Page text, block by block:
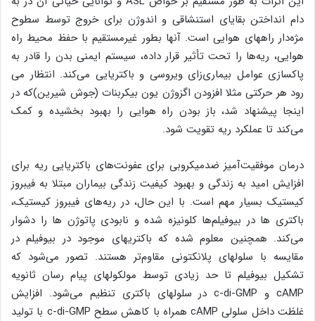
دام انداختن بقایای استنشاقی و اندوژن برای خروج توسط سطوح
مژه‌دار راههای هوایی است. آنها بطور غیرمستقیم با حفظ محیط راه
هوایی، ریه‌ها را تحت تأثیر قرار داده، سیستم ایمنی بدن را قادر به
پاکسازی عوامل بیماری‌زای ویروسی و باکتریایی می‌کند. انتظار می
رود هر حرکتی مثلا افزودن اگزوژن یون بیکربنات (جوش شیرین)که در
اینجا پیشنهاد شد، باز بودن راه هوایی را بهبود بخشیده و کمک
می‌کند تا عملکرد ریه تقویت شود.
درمان موفقیت‌آمیز ضدمیکروبی برای عفونت‌های باکتریایی ریه برای
افزایش امید به زندگی و بهبود کیفیت زندگی بیماران مبتلا به فیبروز
کیستیک بسیار مهم است. با این حال، در ریه‌های فیبروز کیستیک،
باکتری ها در بیوفیلم‌ها کلونیزه شده و نابودی پاتوژن ها را دشوار
می‌کند. همچنین معلوم شده که باکتریهای موجود در بیوفیلم در
مقایسه با سلولهای پلانکتونی مقاوم‌تر هستند. تصور می‌شود که
تشکیل بیوفیلم تا حد زیادی توسط مولکولهای پیام رسان ثانویه
cAMP و c-di-GMP در سلولهای باکتری تنظیم می‌شود. افزایش
غلظت داخل سلولی cAMP همراه با کاهش سطح c-di-GMP با تولید